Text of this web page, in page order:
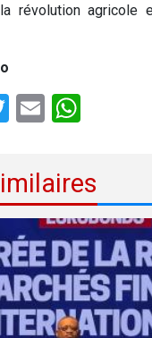
révolution agricole
Twitter
Email